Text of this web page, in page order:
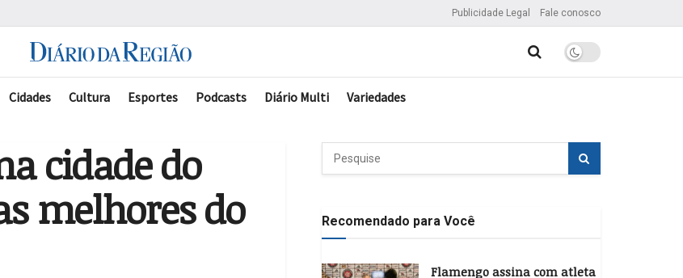
Publicidade Legal Fale conosco
Cidades Cultura Esportes Podcasts Diário Multi Variedades
cidade do
melhores do
Recomendado para Você
Flamengo assina com atleta